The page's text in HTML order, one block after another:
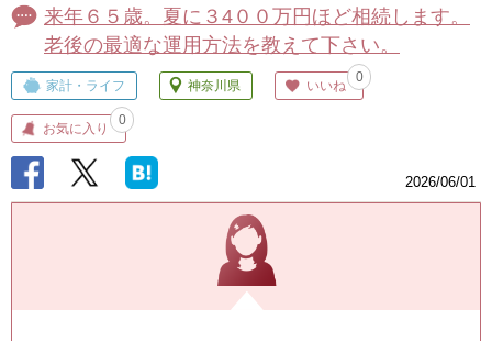
来年６５歳。夏に３4００万円ほど相続します。
老後の最適な運用方法を教えて下さい。
家計・ライフ 神奈川県 いいね
0
お気に入り
0
2026/06/01